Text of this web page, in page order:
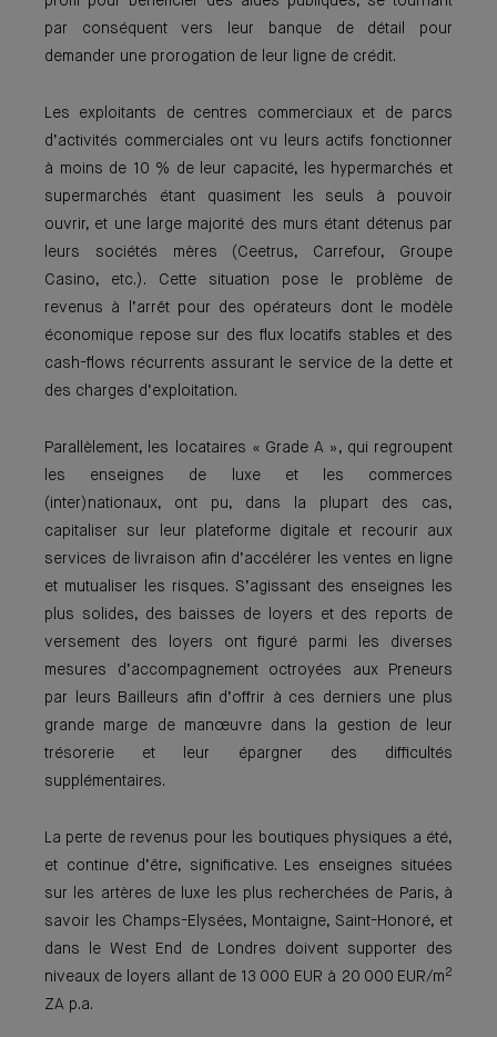
par conséquent vers leur banque de détail pour
demander une prorogation de leur ligne de crédit.
Les exploitants de centres commerciaux et de parcs
d’activités commerciales ont vu leurs actifs fonctionner
à moins de 10 % de leur capacité, les hypermarchés et
supermarchés étant quasiment les seuls à pouvoir
ouvrir, et une large majorité des murs étant détenus par
leurs sociétés mères (Ceetrus, Carrefour, Groupe
Casino, etc.). Cette situation pose le problème de
revenus à l’arrêt pour des opérateurs dont le modèle
économique repose sur des flux locatifs stables et des
cash-flows récurrents assurant le service de la dette et
des charges d’exploitation.
Parallèlement, les locataires « Grade A », qui regroupent
les enseignes de luxe et les commerces
(inter)nationaux, ont pu, dans la plupart des cas,
capitaliser sur leur plateforme digitale et recourir aux
services de livraison afin d’accélérer les ventes en ligne
et mutualiser les risques. S’agissant des enseignes les
plus solides, des baisses de loyers et des reports de
versement des loyers ont figuré parmi les diverses
mesures d’accompagnement octroyées aux Preneurs
par leurs Bailleurs afin d’offrir à ces derniers une plus
grande marge de manœuvre dans la gestion de leur
trésorerie et leur épargner des difficultés
supplémentaires.
La perte de revenus pour les boutiques physiques a été,
et continue d’être, significative. Les enseignes situées
sur les artères de luxe les plus recherchées de Paris, à
savoir les Champs-Elysées, Montaigne, Saint-Honoré, et
dans le West End de Londres doivent supporter des
niveaux de loyers allant de 13 000 EUR à 20 000 EUR/m 2
ZA p.a.